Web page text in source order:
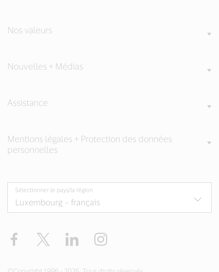
Nos valeurs
Nouvelles + Médias
Assistance
Mentions légales + Protection des données
personnelles
Sélectionner le pays/la région
Facebook Twitter LinkedIn